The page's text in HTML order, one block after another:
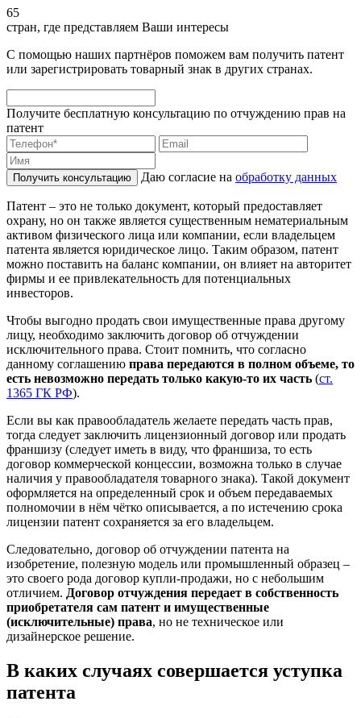
65
стран, где представляем Ваши интересы
С помощью наших партнёров поможем вам получить патент
или зарегистрировать товарный знак в других странах.
Получите бесплатную консультацию по отчуждению прав на
патент
Получить консультацию Даю согласие на обработку данных
Патент – это не только документ, который предоставляет
охрану, но он также является существенным нематериальным
активом физического лица или компании, если владельцем
патента является юридическое лицо. Таким образом, патент
можно поставить на баланс компании, он влияет на авторитет
фирмы и ее привлекательность для потенциальных
инвесторов.
Чтобы выгодно продать свои имущественные права другому
лицу, необходимо заключить договор об отчуждении
исключительного права. Стоит помнить, что согласно
данному соглашению права передаются в полном объеме, то
есть невозможно передать только какую-то их часть (ст.
1365 ГК РФ).
Если вы как правообладатель желаете передать часть прав,
тогда следует заключить лицензионный договор или продать
франшизу (следует иметь в виду, что франшиза, то есть
договор коммерческой концессии, возможна только в случае
наличия у правообладателя товарного знака). Такой документ
оформляется на определенный срок и объем передаваемых
полномочии в нём чётко описывается, а по истечению срока
лицензии патент сохраняется за его владельцем.
Следовательно, договор об отчуждении патента на
изобретение, полезную модель или промышленный образец –
это своего рода договор купли-продажи, но с небольшим
отличием. Договор отчуждения передает в собственность
приобретателя сам патент и имущественные
(исключительные) права, но не техническое или
дизайнерское решение.
В каких случаях совершается уступка
патента